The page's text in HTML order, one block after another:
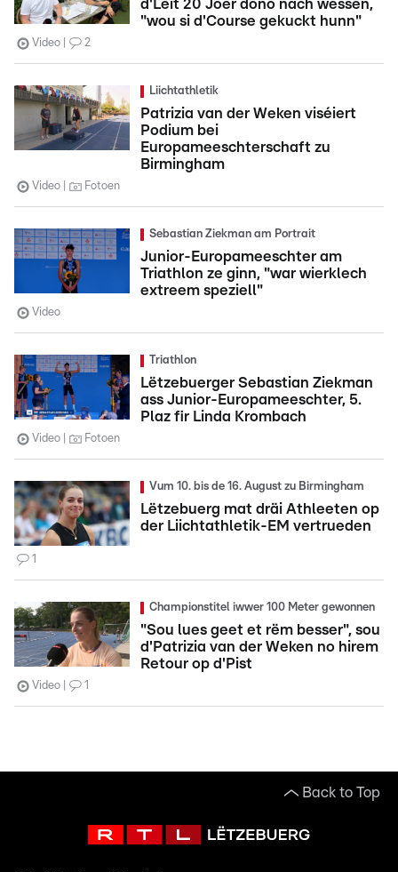
d'Leit 20 Joer dono nach wëssen,
"wou si d'Course gekuckt hunn"
Video 2
Liichtathletik
Patrizia van der Weken viséiert
Podium bei
Europameeschterschaft zu
Birmingham
Video Fotoen
Sebastian Ziekman am Portrait
Junior-Europameeschter am
Triathlon ze ginn, "war wierklech
extreem speziell"
Video
Triathlon
Lëtzebuerger Sebastian Ziekman
ass Junior-Europameeschter, 5.
Plaz fir Linda Krombach
Video Fotoen
Vum 10. bis de 16. August zu Birmingham
Lëtzebuerg mat dräi Athleeten op
der Liichtathletik-EM vertrueden
1
Championstitel iwwer 100 Meter gewonnen
"Sou lues geet et rëm besser", sou
d'Patrizia van der Weken no hirem
Retour op d'Pist
Video 1
Back to Top